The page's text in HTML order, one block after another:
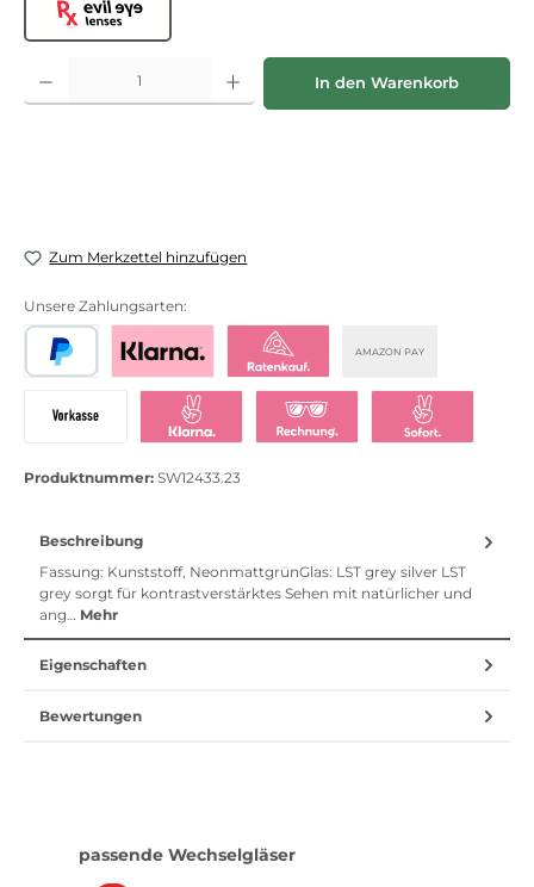
Evil Eye lenses
Produkt Anzahl: Gib den gewünschten Wert ein oder benutze die
In den Warenkorb
Zum Merkzettel hinzufügen
Unsere Zahlungsarten:
AMAZON PAY
Bezahlen mit KlarnaKlarna Ratenkauf
Produktnummer: SW12433.23
Beschreibung
Fassung: Kunststoff, NeonmattgrünGlas: LST grey silver LST
grey sorgt für kontrastverstärktes Sehen mit natürlicher und
ang… Mehr
Eigenschaften
Bewertungen
Produktgalerie überspringen
passende Wechselgläser